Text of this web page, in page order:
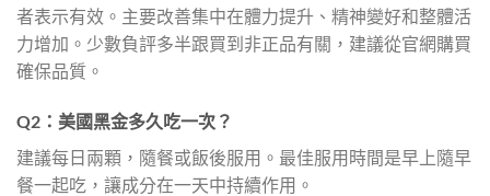
者表示有效。主要改善集中在體力提升、精神變好和整體活
力增加。少數負評多半跟買到非正品有關，建議從官網購買
確保品質。
Q2：美國黑金多久吃一次？
建議每日兩顆，隨餐或飯後服用。最佳服用時間是早上隨早
餐一起吃，讓成分在一天中持續作用。